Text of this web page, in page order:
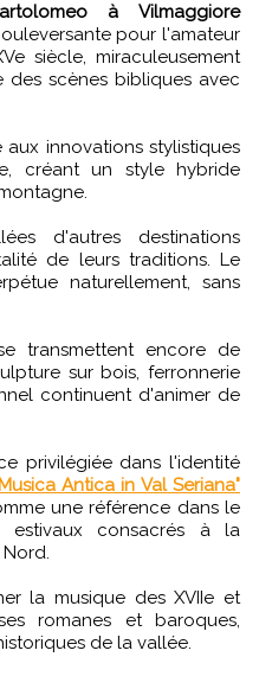
à Vilmaggiore
pour l'amateur
siècle, miraculeusement
des scènes bibliques avec
innovations stylistiques
créant un style hybride
d'autres destinations
de leurs traditions. Le
naturellement, sans
transmettent encore de
sur bois, ferronnerie
continuent d'animer de
privilégiée dans l'identité
Antica in Val Seriana"
une référence dans le
estivaux consacrés à la
la musique des XVIIe et
romanes et baroques,
de la vallée.